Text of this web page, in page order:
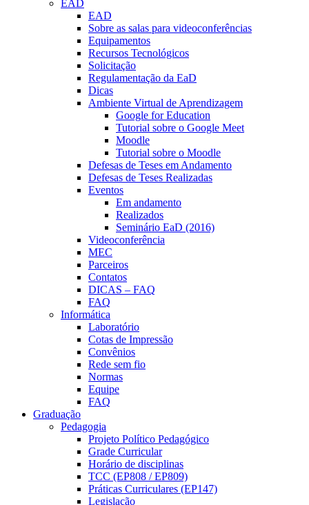
EAD
EAD
Sobre as salas para videoconferências
Equipamentos
Recursos Tecnológicos
Solicitação
Regulamentação da EaD
Dicas
Ambiente Virtual de Aprendizagem
Google for Education
Tutorial sobre o Google Meet
Moodle
Tutorial sobre o Moodle
Defesas de Teses em Andamento
Defesas de Teses Realizadas
Eventos
Em andamento
Realizados
Seminário EaD (2016)
Videoconferência
MEC
Parceiros
Contatos
DICAS – FAQ
FAQ
Informática
Laboratório
Cotas de Impressão
Convênios
Rede sem fio
Normas
Equipe
FAQ
Graduação
Pedagogia
Projeto Político Pedagógico
Grade Curricular
Horário de disciplinas
TCC (EP808 / EP809)
Práticas Curriculares (EP147)
Legislação